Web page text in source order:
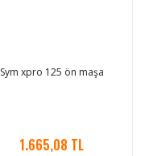
Sym xpro 125 ön maşa
1.665,08 TL